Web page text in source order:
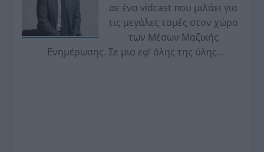
σε ένα vidcast που μιλάει για
τις μεγάλες τομές στον χώρο
των Μέσων Μαζικής
Ενημέρωσης. Σε μια εφ’ όλης της ύλης